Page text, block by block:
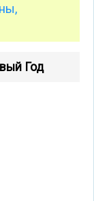
Год